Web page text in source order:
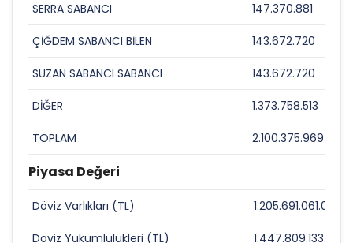
SERRA SABANCI 147.370.881
ÇİĞDEM SABANCI BİLEN 143.672.720
SUZAN SABANCI SABANCI 143.672.720
DİĞER 1.373.758.513
TOPLAM 2.100.375.969
Piyasa Değeri
Döviz Varlıkları (TL) 1.205.691.061.000
Döviz Yükümlülükleri (TL) 1.447.809.133.000